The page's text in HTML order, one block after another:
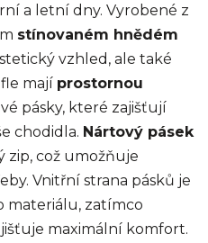
a letní dny. Vyrobené z
stínovaném hnědém
vzhled, ale také
mají prostornou
pásky, které zajišťují
chodidla. Nártový pásek
zip, což umožňuje
Vnitřní strana pásků je
materiálu, zatímco
maximální komfort.